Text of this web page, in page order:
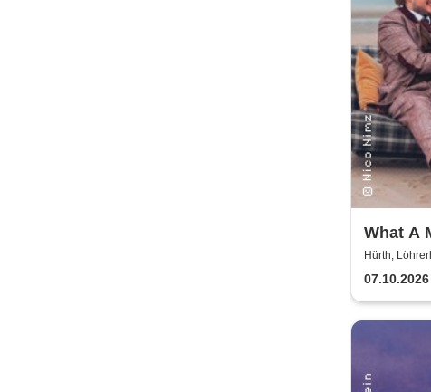
What A
mit
Nimz
Hürth,
07.10.2026